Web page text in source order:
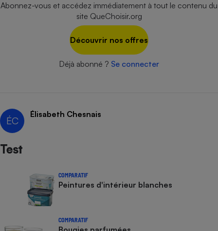
Abonnez-vous et accédez immédiatement à tout le contenu du
site QueChoisir.org
Découvrir nos offres
Déjà abonné ? Se connecter
ÉC
Élisabeth Chesnais
Test
COMPARATIF
Peintures d'intérieur blanches
COMPARATIF
Cafetière à expressos